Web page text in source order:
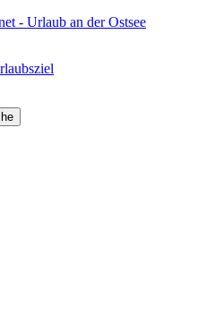
- Urlaub an der Ostsee